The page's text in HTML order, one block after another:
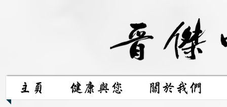
主頁 健康與您 關於我們